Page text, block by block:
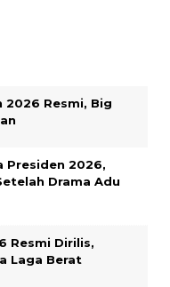
2026 Resmi, Big
Presiden 2026,
Drama Adu
Resmi Dirilis,
Laga Berat